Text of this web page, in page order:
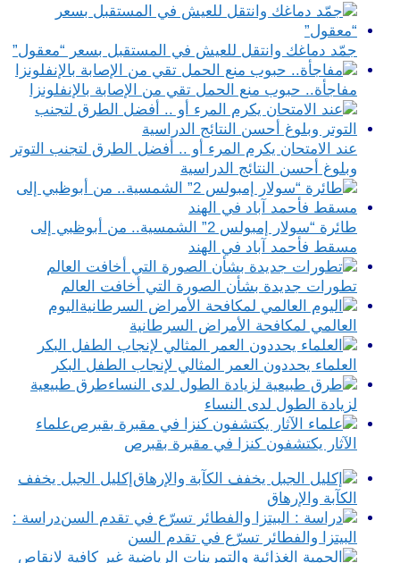
جمّد دماغك وانتقل للعيش في المستقبل بسعر “معقول”
مفاجأة.. حبوب منع الحمل تقي من الإصابة بالإنفلونزا
عند الامتحان يكرم المرء أو .. أفضل الطرق لتجنب التوتر
وبلوغ أحسن النتائج الدراسية
طائرة “سولار إمبولس 2” الشمسية.. من أبوظبي إلى
مسقط فأحمد آباد في الهند
تطورات جديدة بشأن الصورة التي أخافت العالم
اليوم
العالمي لمكافحة الأمراض السرطانية
العلماء يحددون العمر المثالي لإنجاب الطفل البكر
طرق طبيعية
لزيادة الطول لدى النساء
علماء
الآثار يكتشفون كنزا في مقبرة بقبرص
إكليل الجبل يخفف
الكآبة والإرهاق
دراسة :
البيتزا والفطائر تسرّع في تقدم السن